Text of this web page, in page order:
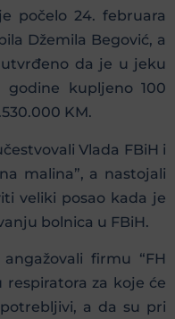
počelo 24. februara
Džemila Begović, a
da je u jeku
godine kupljeno 100
KM.
Vlada FBiH i
malina”, a nastojali
veliki posao kada je
bolnica u FBiH.
firmu “FH
respiratora za koje će
a da su pri